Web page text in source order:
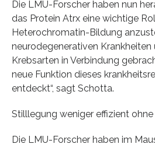
Die LMU-Forscher haben nun
das Protein Atrx eine wichtige
Heterochromatin-Bildung
neurodegenerativen Krankheiten
Krebsarten in Verbindung
neue Funktion dieses
entdeckt“, sagt Schotta.
Stilllegung weniger effizient
Die LMU-Forscher haben im